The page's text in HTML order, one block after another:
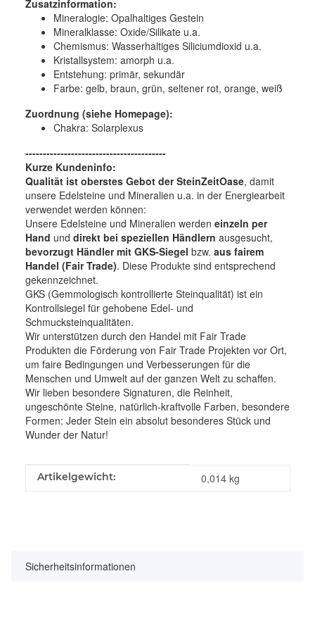
Zusatzinformation:
Mineralogie: Opalhaltiges Gestein
Mineralklasse: Oxide/Silikate u.a.
Chemismus: Wasserhaltiges Siliciumdioxid u.a.
Kristallsystem: amorph u.a.
Entstehung: primär, sekundär
Farbe: gelb, braun, grün, seltener rot, orange, weiß
Zuordnung (siehe Homepage):
Chakra: Solarplexus
----------------------------------------
Kurze Kundeninfo:
Qualität ist oberstes Gebot der SteinZeitOase, damit
unsere Edelsteine und Mineralien u.a. in der Energiearbeit
verwendet werden können:
Unsere Edelsteine und Mineralien werden einzeln per
Hand und direkt bei speziellen Händlern ausgesucht,
bevorzugt Händler mit GKS-Siegel bzw. aus fairem
Handel (Fair Trade). Diese Produkte sind entsprechend
gekennzeichnet.
GKS (Gemmologisch kontrollierte Steinqualität) ist ein
Kontrollsiegel für gehobene Edel- und
Schmucksteinqualitäten.
Wir unterstützen durch den Handel mit Fair Trade
Produkten die Förderung von Fair Trade Projekten vor Ort,
um faire Bedingungen und Verbesserungen für die
Menschen und Umwelt auf der ganzen Welt zu schaffen.
Wir lieben besondere Signaturen, die Reinheit,
ungeschönte Steine, natürlich-kraftvolle Farben, besondere
Formen: Jeder Stein ein absolut besonderes Stück und
Wunder der Natur!
Produkteigenschaft
Wert
Artikelgewicht: 0,014 kg
Sicherheitsinformationen